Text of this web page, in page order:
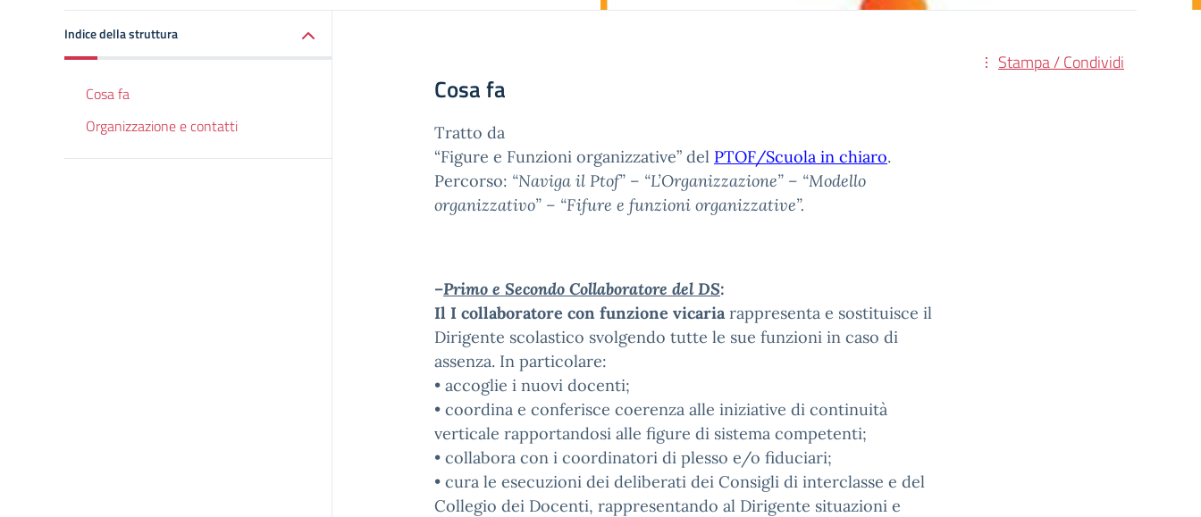
Indice della struttura
Cosa fa
Organizzazione e contatti
Stampa / Condividi
Cosa fa
Tratto da
“Figure e Funzioni organizzative” del PTOF/Scuola in chiaro.
Percorso: “Naviga il Ptof” – “L’Organizzazione” – “Modello
organizzativo” – “Fifure e funzioni organizzative”.
–Primo e Secondo Collaboratore del DS:
Il I collaboratore con funzione vicariarappresenta e sostituisce il
Dirigente scolastico svolgendo tutte le sue funzioni in caso di
assenza. In particolare:
• accoglie i nuovi docenti;
• coordina e conferisce coerenza alle iniziative di continuità
verticale rapportandosi alle figure di sistema competenti;
• collabora con i coordinatori di plesso e/o fiduciari;
• cura le esecuzioni dei deliberati dei Consigli di interclasse e del
Collegio dei Docenti, rappresentando al Dirigente situazioni e